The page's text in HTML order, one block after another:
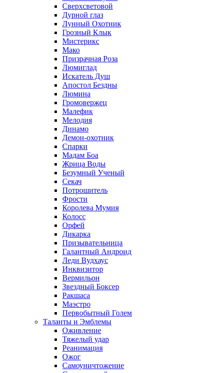
Сверхсветовой
Дурной глаз
Лунный Охотник
Грозный Клык
Мистерикс
Мако
Призрачная Роза
Люмиглад
Искатель Душ
Апостол Бездны
Люмина
Громовержец
Малефик
Мелодия
Динамо
Демон-охотник
Спарки
Мадам Боа
Жрица Воды
Безумный Ученый
Секач
Потрошитель
Фрости
Королева Мумия
Колосс
Орфей
Дикарка
Призывательница
Галантный Андроид
Леди Вудхаус
Инквизитор
Вермильон
Звездный Боксер
Ракшаса
Маэстро
Первобытный Голем
Таланты и Эмблемы
Оживление
Тяжелый удар
Реанимация
Ожог
Самоуничтожение